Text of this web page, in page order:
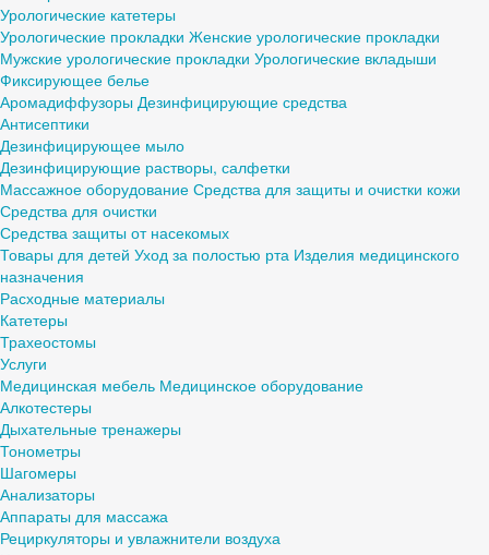
Урологические катетеры
Урологические прокладки Женские урологические прокладки
Мужские урологические прокладки Урологические вкладыши
Фиксирующее белье
Аромадиффузоры Дезинфицирующие средства
Антисептики
Дезинфицирующее мыло
Дезинфицирующие растворы, салфетки
Массажное оборудование Средства для защиты и очистки кожи
Средства для очистки
Средства защиты от насекомых
Товары для детей Уход за полостью рта Изделия медицинского
назначения
Расходные материалы
Катетеры
Трахеостомы
Услуги
Медицинская мебель Медицинское оборудование
Алкотестеры
Дыхательные тренажеры
Тонометры
Шагомеры
Анализаторы
Аппараты для массажа
Рециркуляторы и увлажнители воздуха